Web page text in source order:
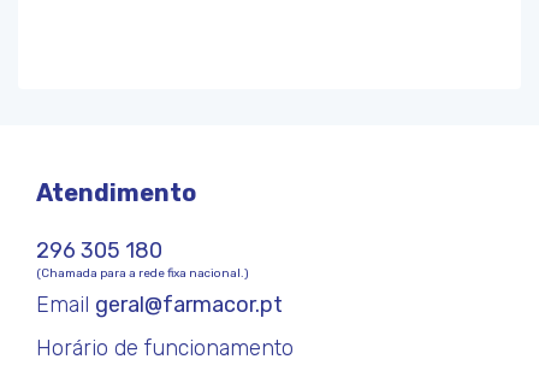
Atendimento
296 305 180
(Chamada para a rede fixa nacional.)
Email geral@farmacor.pt
Horário de funcionamento